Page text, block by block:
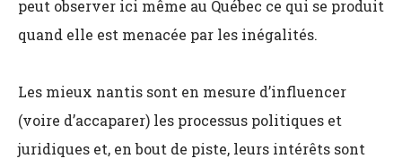
peut observer ici même au Québec ce qui se produit
quand elle est menacée par les inégalités.
Les mieux nantis sont en mesure d’influencer
(voire d’accaparer) les processus politiques et
juridiques et, en bout de piste, leurs intérêts sont